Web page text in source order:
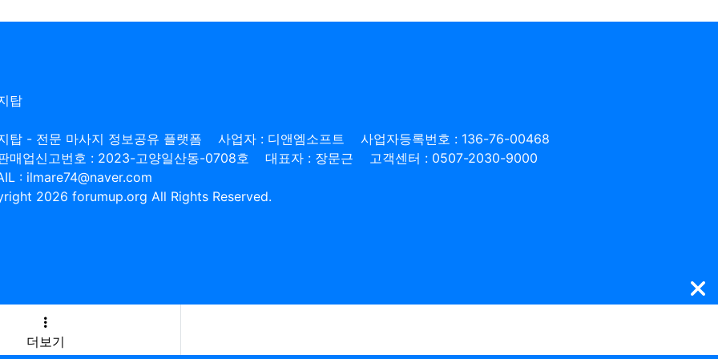
탑
탑 - 전문 마사지 정보공유 플랫폼 사업자 : 디앤엠소프트
사업자등록번호 : 136-76-00468
매업신고번호 : 2023-고양일산동-0708호
대표자 : 장문근
고객센터 : 0507-2030-9000
: ilmare74@naver.com
2026 forumup.org All Rights Reserved.
더보기